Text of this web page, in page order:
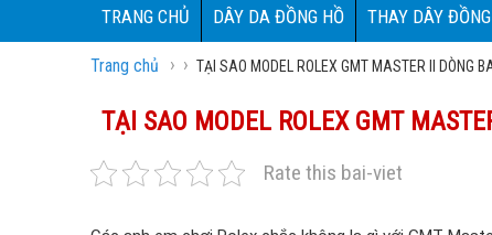
TRANG CHỦ DÂY DA ĐỒNG HỒ THAY DÂY
Trang chủ › › TẠI SAO MODEL ROLEX GMT MASTER II DÒNG
TẠI SAO MODEL ROLEX GMT
Rate this bai-viet